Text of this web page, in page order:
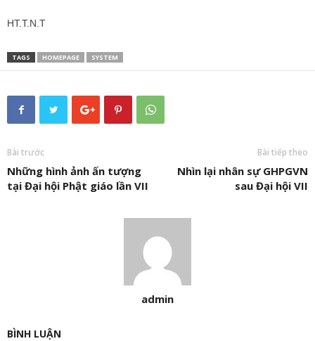
HT.T.N.T
TAGS HOMEPAGE SYSTEM
Bài trước
Những hình ảnh ấn tượng
tại Đại hội Phật giáo lần VII
Bài tiếp theo
Nhìn lại nhân sự GHPGVN
sau Đại hội VII
admin
BÌNH LUẬN